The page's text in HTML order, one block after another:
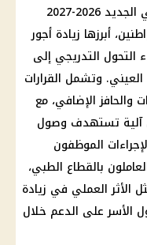
تستعد الحكومة مع بداية العام المالي الجديد 2026-2027
أبرزها زيادة أجور
التحول التدريجي إلى
وتشمل القرارات
والحافز الإضافي، مع
آلية تستهدف وصول
الموظفون
بالقطاع الطبي،
الأثر العملي في زيادة
الأسر على الدعم خلال